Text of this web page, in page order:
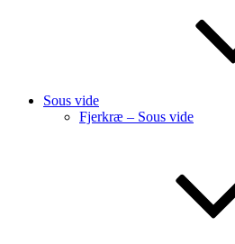
Sous vide
Fjerkræ – Sous vide